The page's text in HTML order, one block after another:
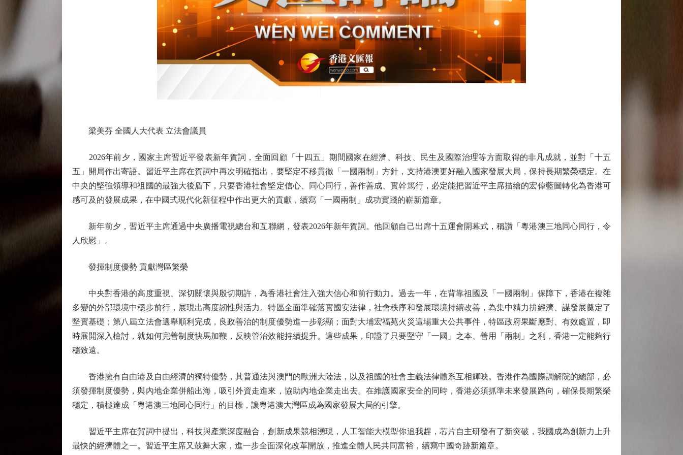
梁美芬 全國人大代表 立法會議員
2026年前夕，國家主席習近平發表新年賀詞，全面回顧「十四五」期間國家在經濟、科技、民生及國際治理等方面取得的非凡成就，並對「十五
五」開局作出寄語。習近平主席在賀詞中再次明確指出，要堅定不移貫徹「一國兩制」方針，支持港澳更好融入國家發展大局，保持長期繁榮穩定。在
中央的堅強領導和祖國的最強大後盾下，只要香港社會堅定信心、同心同行，善作善成、實幹篤行，必定能把習近平主席描繪的宏偉藍圖轉化為香港可
感可及的發展成果，在中國式現代化新征程中作出更大的貢獻，續寫「一國兩制」成功實踐的嶄新篇章。
新年前夕，習近平主席通過中央廣播電視總台和互聯網，發表2026年新年賀詞。他回顧自己出席十五運會開幕式，稱讚「粵港澳三地同心同行，令
人欣慰」。
發揮制度優勢 貢獻灣區繁榮
中央對香港的高度重視、深切關懷與殷切期許，為香港社會注入強大信心和前行動力。過去一年，在背靠祖國及「一國兩制」保障下，香港在複雜
多變的外部環境中穩步前行，展現出高度韌性與活力。特區全面準確落實國安法律，社會秩序和發展環境持續改善，為集中精力拚經濟、謀發展奠定了
堅實基礎；第八屆立法會選舉順利完成，良政善治的制度優勢進一步彰顯；面對大埔宏福苑火災這場重大公共事件，特區政府果斷應對、有效處置，即
時展開深入檢討，就如何完善制度快馬加鞭，反映管治效能持續提升。這些成果，印證了只要堅守「一國」之本、善用「兩制」之利，香港一定能夠行
穩致遠。
香港擁有自由港及自由經濟的獨特優勢，其普通法與澳門的歐洲大陸法，以及祖國的社會主義法律體系互相輝映。香港作為國際調解院的總部，必
須發揮制度優勢，與內地企業併船出海，吸引外資走進來，協助內地企業走出去。在維護國家安全的同時，香港必須抓準未來發展路向，確保長期繁榮
穩定，積極達成「粵港澳三地同心同行」的目標，讓粵港澳大灣區成為國家發展大局的引擎。
習近平主席在賀詞中提出，科技與產業深度融合，創新成果競相湧現，人工智能大模型你追我趕，芯片自主研發有了新突破，我國成為創新力上升
最快的經濟體之一。習近平主席又鼓舞大家，進一步全面深化改革開放，推進全體人民共同富裕，續寫中國奇跡新篇章。